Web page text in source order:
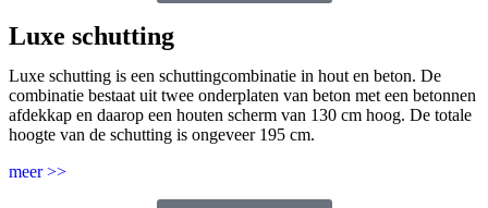
Luxe schutting
Luxe schutting is een schuttingcombinatie in hout en beton. De
combinatie bestaat uit twee onderplaten van beton met een betonnen
afdekkap en daarop een houten scherm van 130 cm hoog. De totale
hoogte van de schutting is ongeveer 195 cm.
meer >>